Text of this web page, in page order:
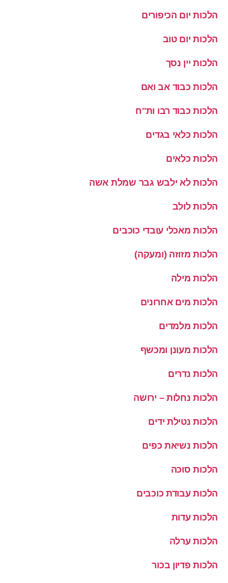
הלכות יום הכיפורים
הלכות יום טוב
הלכות יין נסך
הלכות כבוד אב ואם
הלכות כבוד רבו ות''ח
הלכות כלאי בגדים
הלכות כלאים
הלכות לא ילבש גבר שמלת אשה
הלכות לולב
הלכות מאכלי עובדי כוכבים
הלכות מזוזה (ומעקה)
הלכות מילה
הלכות מים אחרונים
הלכות מלמדים
הלכות מעונן ומכשף
הלכות נדרים
הלכות נחלות – ירושה
הלכות נטילת ידים
הלכות נשיאת כפים
הלכות סוכה
הלכות עבודת כוכבים
הלכות עדות
הלכות ערלה
הלכות פדיון בכור